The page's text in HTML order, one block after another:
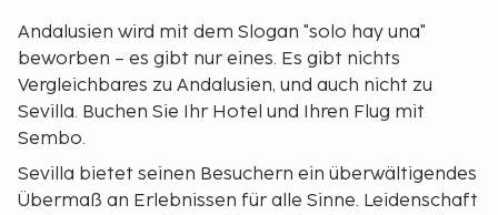
Andalusien wird mit dem Slogan "solo hay una"
beworben – es gibt nur eines. Es gibt nichts
Vergleichbares zu Andalusien, und auch nicht zu
Sevilla. Buchen Sie Ihr Hotel und Ihren Flug mit
Sembo.
Sevilla bietet seinen Besuchern ein überwältigendes
Übermaß an Erlebnissen für alle Sinne. Leidenschaft